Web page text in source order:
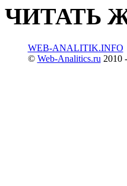
ЧИТАТЬ
WEB-ANALITIK.INFO
© Web-Analitics.ru 2010